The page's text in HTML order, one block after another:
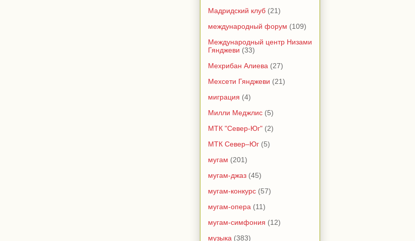
Мадридский клуб (21)
международный форум (109)
Международный центр Низами
Гянджеви (33)
Мехрибан Алиева (27)
Мехсети Гянджеви (21)
миграция (4)
Милли Меджлис (5)
МТК "Север-Юг" (2)
МТК Север–Юг (5)
мугам (201)
мугам-джаз (45)
мугам-конкурс (57)
мугам-опера (11)
мугам-симфония (12)
музыка (383)